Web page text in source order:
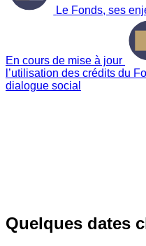
Le Fonds, ses
En cours de mise à jour
l’utilisation des crédits du
dialogue social
Quelques dates